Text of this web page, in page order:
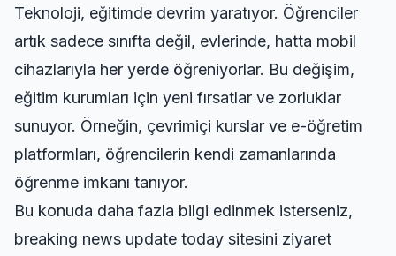
Teknoloji, eğitimde devrim yaratıyor. Öğrenciler
artık sadece sınıfta değil, evlerinde, hatta mobil
cihazlarıyla her yerde öğreniyorlar. Bu değişim,
eğitim kurumları için yeni fırsatlar ve zorluklar
sunuyor. Örneğin, çevrimiçi kurslar ve e-öğretim
platformları, öğrencilerin kendi zamanlarında
öğrenme imkanı tanıyor.
Bu konuda daha fazla bilgi edinmek isterseniz,
breaking news update today sitesini ziyaret